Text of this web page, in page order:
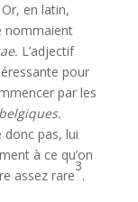
en latin,
nommaient
L’adjectif
pour
par les
donc pas, lui
à ce qu’on
assez rare
3
.